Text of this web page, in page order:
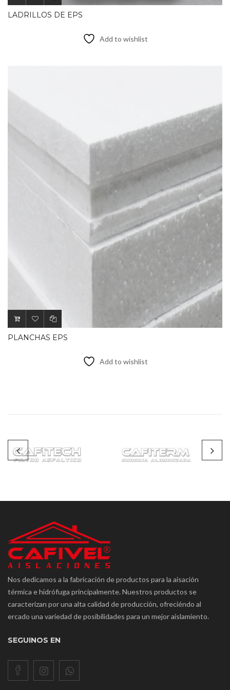
LADRILLOS DE EPS
Add to wishlist
PLANCHAS EPS
Add to wishlist
Nos dedicamos a la fabricación de productos para la aisación
térmica e hidrófuga principalmente. Nuestros productos se
caracterizan por una alta calidad de producción, ofreciéndo al
ercado una variedad de posibilidades para un mejor aislamiento.
SEGUINOS EN